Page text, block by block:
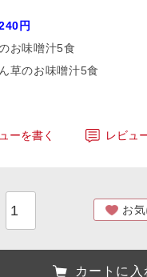
円
お味噌汁5食
草のお味噌汁5食
ーを書く レビュ
お
カートに入